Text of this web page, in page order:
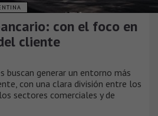
con el foco en
cliente
buscan generar un entorno más
con una clara división entre los
sectores comerciales y de